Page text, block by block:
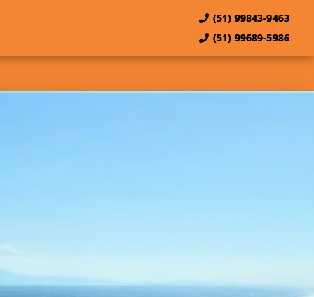
(51) 99843-9463
(51) 99689-5986